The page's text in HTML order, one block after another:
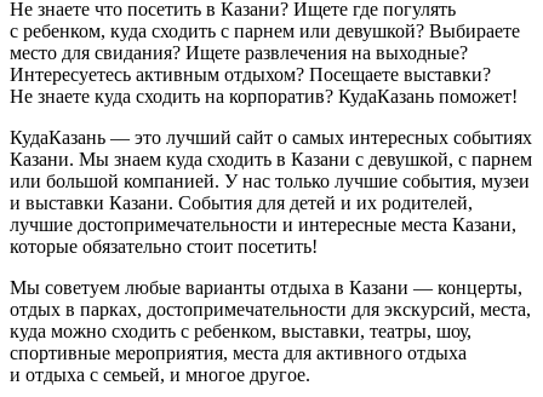
Не знаете что посетить в Казани? Ищете где погулять
с ребенком, куда сходить с парнем или девушкой? Выбираете
место для свидания? Ищете развлечения на выходные?
Интересуетесь активным отдыхом? Посещаете выставки?
Не знаете куда сходить на корпоратив? КудаКазань поможет!
КудаКазань — это лучший сайт о самых интересных событиях
Казани. Мы знаем куда сходить в Казани с девушкой, с парнем
или большой компанией. У нас только лучшие события, музеи
и выставки Казани. События для детей и их родителей,
лучшие достопримечательности и интересные места Казани,
которые обязательно стоит посетить!
Мы советуем любые варианты отдыха в Казани — концерты,
отдых в парках, достопримечательности для экскурсий, места,
куда можно сходить с ребенком, выставки, театры, шоу,
спортивные мероприятия, места для активного отдыха
и отдыха с семьей, и многое другое.